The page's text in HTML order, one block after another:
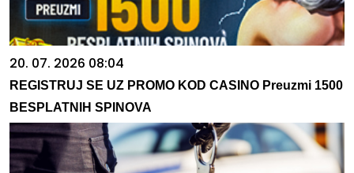
20. 07. 2026 08:04
REGISTRUJ SE UZ PROMO KOD CASINO Preuzmi 1500
BESPLATNIH SPINOVA